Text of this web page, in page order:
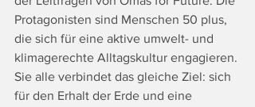
Protagonisten sind Menschen 50 plus,
die sich für eine aktive umwelt- und
klimagerechte Alltagskultur engagieren.
Sie alle verbindet das gleiche Ziel: sich
für den Erhalt der Erde und eine